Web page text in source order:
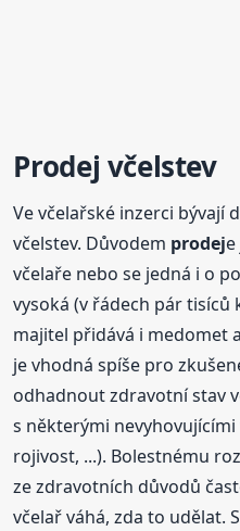
Prodej včelstev
Ve včelařské inzerci bývají
včelstev. Důvodem prodej
včelaře nebo se jedná i o
vysoká (v řádech pár tisíců
majitel přidává i medomet
je vhodná spíše pro
odhadnout zdravotní stav
s některými
rojivost, ...). Bolestnému
ze zdravotních důvodů
včelař váhá, zda to udělat.